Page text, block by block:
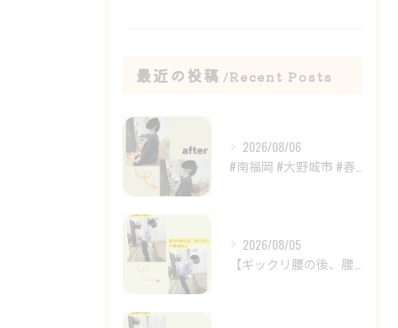
最近の投稿 Recent Posts
2026/08/06
2026/08/05